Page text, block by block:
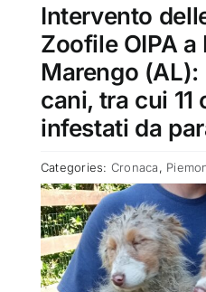
SMARRITI O DA ADOTTARE
ADOTTATI O RITROVATI
ATTUALITÀ
VIDEO
Intervento
Zoofile OIPA a
Marengo
cani, tra cui 11
infestati da
Categories: Cronaca,